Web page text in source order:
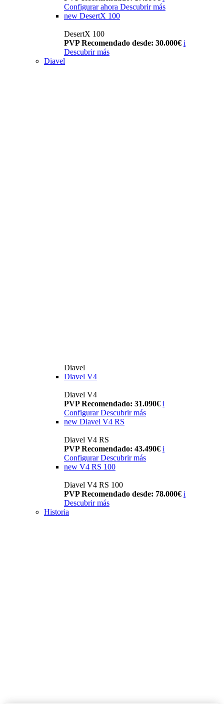
Configurar ahora Descubrir más
new DesertX 100
DesertX 100
PVP Recomendado desde: 30.000€ i
Descubrir más
Diavel
Diavel
Diavel V4
Diavel V4
PVP Recomendado: 31.090€ i
Configurar Descubrir más
new Diavel V4 RS
Diavel V4 RS
PVP Recomendado: 43.490€ i
Configurar Descubrir más
new V4 RS 100
Diavel V4 RS 100
PVP Recomendado desde: 78.000€ i
Descubrir más
Historia